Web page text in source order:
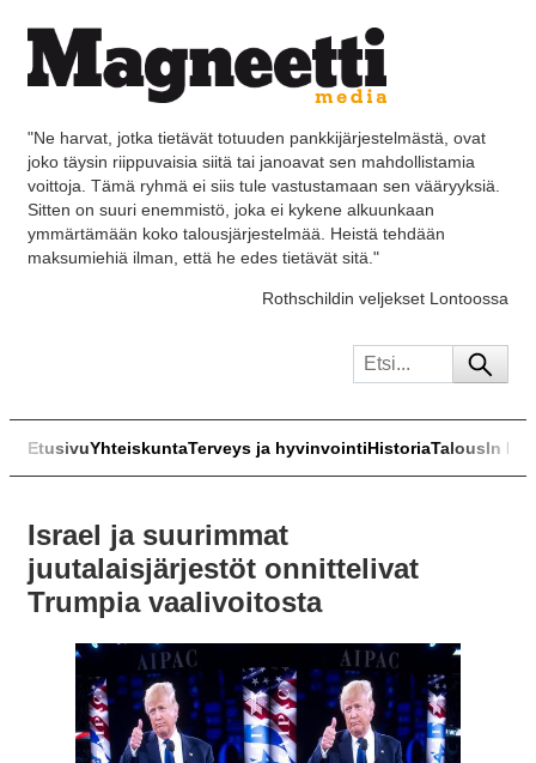
"Ne harvat, jotka tietävät totuuden pankkijärjestelmästä, ovat
joko täysin riippuvaisia siitä tai janoavat sen mahdollistamia
voittoja. Tämä ryhmä ei siis tule vastustamaan sen vääryyksiä.
Sitten on suuri enemmistö, joka ei kykene alkuunkaan
ymmärtämään koko talousjärjestelmää. Heistä tehdään
maksumiehiä ilman, että he edes tietävät sitä."
Rothschildin veljekset Lontoossa
EtusivuYhteiskuntaTerveys ja hyvinvointiHistoriaTalousIn
Israel ja suurimmat
juutalaisjärjestöt onnittelivat
Trumpia vaalivoitosta